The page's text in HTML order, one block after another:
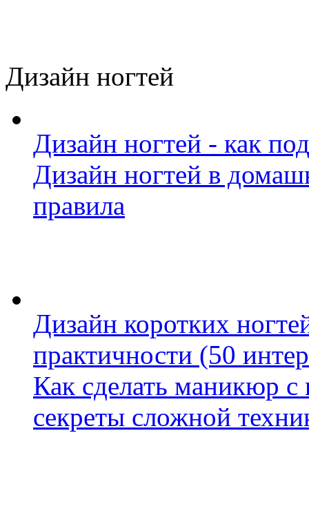
Дизайн ногтей
Дизайн ногтей - как
Дизайн ногтей в
правила
Дизайн коротких
практичности (50
Как сделать маникюр с
секреты сложной